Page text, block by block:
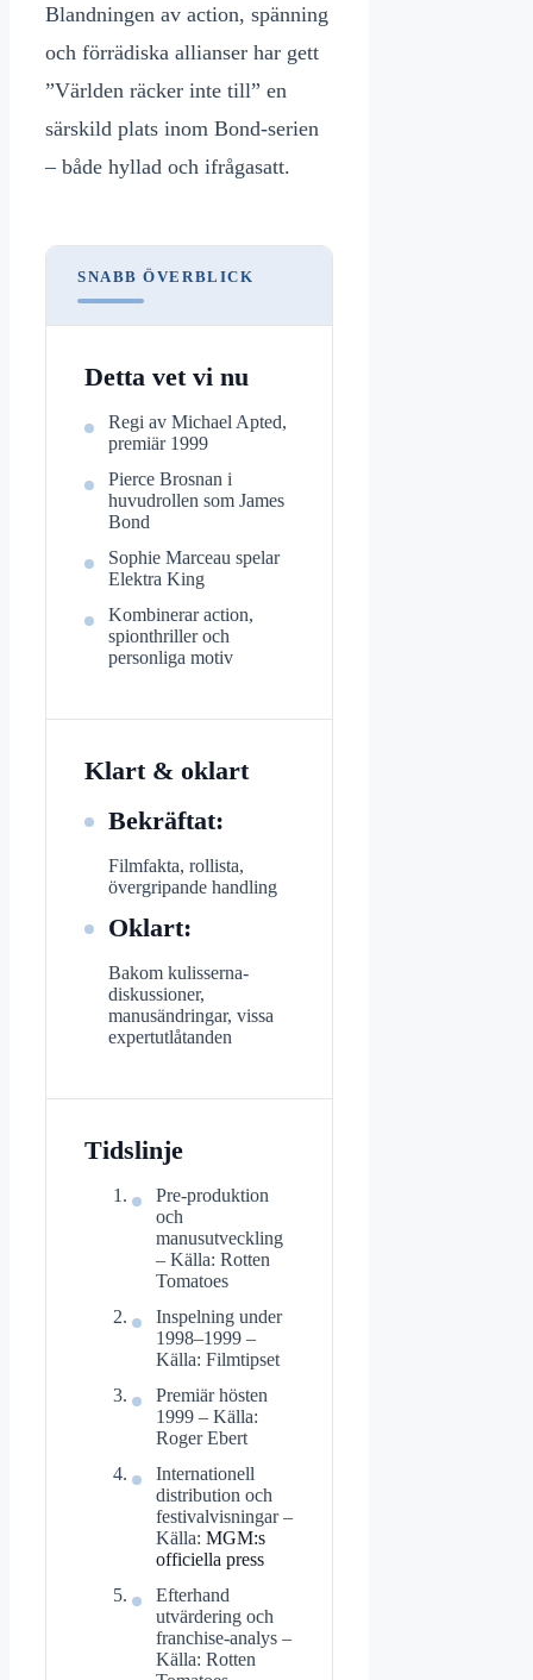
Blandningen av action, spänning
och förrädiska allianser har gett
”Världen räcker inte till” en
särskild plats inom Bond-serien
– både hyllad och ifrågasatt.
SNABB ÖVERBLICK
Detta vet vi nu
Regi av Michael Apted,
premiär 1999
Pierce Brosnan i
huvudrollen som James
Bond
Sophie Marceau spelar
Elektra King
Kombinerar action,
spionthriller och
personliga motiv
Klart & oklart
Bekräftat:
Filmfakta, rollista,
övergripande handling
Oklart:
Bakom kulisserna-
diskussioner,
manusändringar, vissa
expertutlåtanden
Tidslinje
Pre-produktion
och
manusutveckling
– Källa: Rotten
Tomatoes
Inspelning under
1998–1999 –
Källa: Filmtipset
Premiär hösten
1999 – Källa:
Roger Ebert
Internationell
distribution och
festivalvisningar –
Källa: MGM:s
officiella press
Efterhand
utvärdering och
franchise-analys –
Källa: Rotten